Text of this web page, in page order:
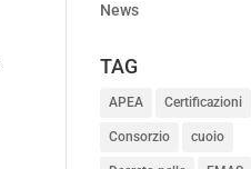
News
TAG
APEA Certificazioni
Consorzio cuoio